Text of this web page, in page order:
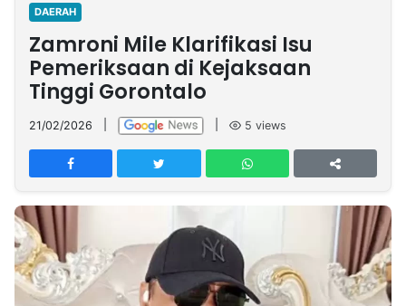
Nasional
International
Olahraga
Entertainment
Daerah
Pariwisata
Kuliner
Kolom
Network
PT
TREETAN
INDONESIA
Partner
DAERAH
Zamroni Mile Klarifikasi Isu
Pemeriksaan di Kejaksaan
Tinggi Gorontalo
21/02/2026 5 views